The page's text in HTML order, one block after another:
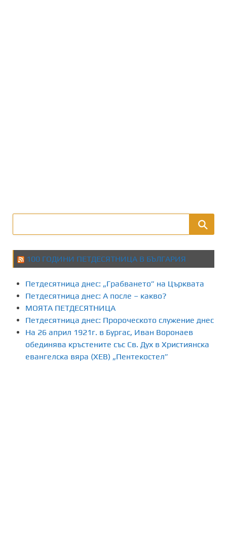
100 ГОДИНИ ПЕТДЕСЯТНИЦА В БЪЛГАРИЯ
Петдесятница днес: „Грабването” на Църквата
Петдесятница днес: А после – какво?
МОЯТА ПЕТДЕСЯТНИЦА
Петдесятница днес: Пророческото служение днес
На 26 април 1921г. в Бургас, Иван Воронаев
обединява кръстените със Св. Дух в Християнска
евангелска вяра (ХЕВ) „Пентекостел”